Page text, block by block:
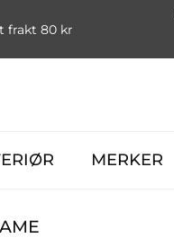
frakt 80 kr
MERKER